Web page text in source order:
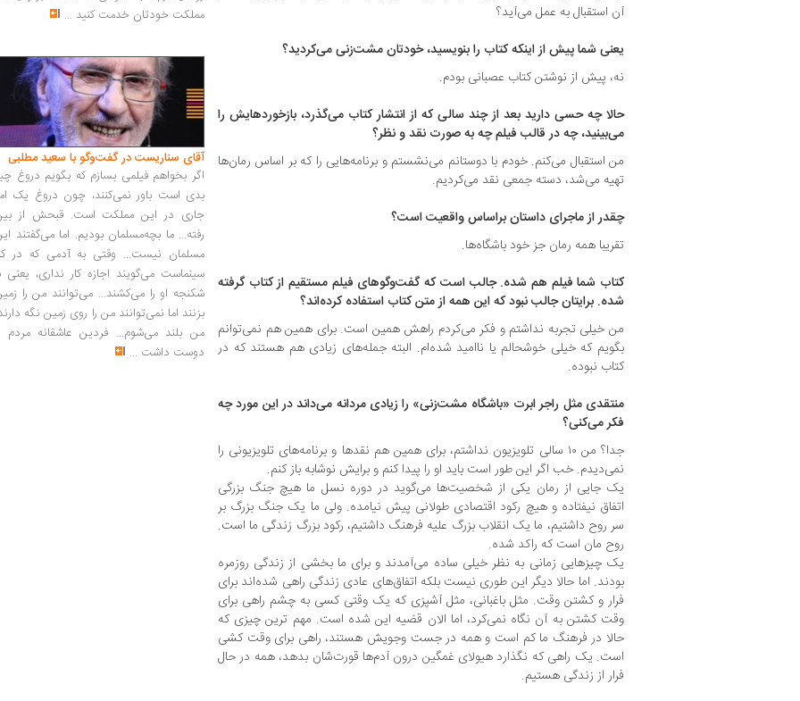
آن استقبال به عمل می‌آید؟
یعنی شما پیش از اینکه کتاب را بنویسید، خودتان مشت‌زنی می‌کردید؟
نه، پیش از نوشتن کتاب عصبانی بودم.
حالا چه حسی دارید بعد از چند سالی که از انتشار کتاب می‌گذرد، بازخوردهایش را
می‌بینید، چه در قالب فیلم چه به صورت نقد و نظر؟
من استقبال می‌کنم. خودم با دوستانم می‌نشستم و برنامه‌هایی را که بر اساس رمان‌ها
تهیه می‌شد، دسته جمعی نقد می‌کردیم.
چقدر از ماجرای داستان براساس واقعیت است؟
تقریبا همه رمان جز خود باشگاه‌ها.
کتاب شما فیلم هم شده. جالب است که گفت‌وگوهای فیلم مستقیم از کتاب گرفته
شده. برایتان جالب نبود که این همه از متن کتاب استفاده کرده‌اند؟
من خیلی تجربه نداشتم و فکر می‌کردم راهش همین است. برای همین هم نمی‌توانم
بگویم که خیلی خوشحالم یا ناامید شده‌ام. البته جمله‌های زیادی هم هستند که در
کتاب نبوده.
منتقدی مثل راجر ابرت «باشگاه مشت‌زنی» را زیادی مردانه می‌داند در این مورد چه
فکر می‌کنی؟
جدا؟ من ۱۰ سالی تلویزیون نداشتم، برای همین هم نقدها و برنامه‌های تلویزیونی را
نمی‌دیدم. خب اگر این طور است باید او را پیدا کنم و برایش نوشابه باز کنم.
یک جایی از رمان یکی از شخصیت‌ها می‌گوید در دوره نسل ما هیچ جنگ بزرگی
اتفاق نیفتاده و هیچ رکود اقتصادی طولانی پیش نیامده. ولی ما یک جنگ بزرگ بر
سر روح داشتیم، ما یک انقلاب بزرگ علیه فرهنگ داشتیم، رکود بزرگ زندگی ما است.
روح مان است که راکد شده.
یک چیزهایی زمانی به نظر خیلی ساده می‌آمدند و برای ما بخشی از زندگی روزمره
بودند. اما حالا دیگر این طوری نیست بلکه اتفاق‌های عادی زندگی راهی شده‌اند برای
فرار و کشتن وقت. مثل باغبانی، مثل آشپزی که یک وقتی کسی به چشم راهی برای
وقت کشتن به آن نگاه نمی‌کرد، اما الان قضیه این شده است. مهم ترین چیزی که
حالا در فرهنگ ما کم است و همه در جست وجویش هستند، راهی برای وقت کشی
است. یک راهی که نگذارد هیولای غمگین درون آدم‌ها قورت‌شان بدهد، همه در حال
فرار از زندگی هستیم.
مملکت خودتان خدمت کنید ...
آقای سناریست در گفت‌وگو با سعید مطلبی
اگر بخواهم فیلمی بسازم که بگویم دروغ
بدی است باور نمی‌کنند، چون دروغ یک
جاری در این مملکت است. قبحش از
رفته... ما بچه‌مسلمان بودیم. اما می‌گفتند
مسلمان نیست... وقتی به آدمی که در
سینماست می‌گویند اجازه کار نداری، یعنی
شکنجه او را می‌کشند... می‌توانند من را
بزنند اما نمی‌توانند من را روی زمین نگه
من بلند می‌شوم... فردین عاشقانه مردم
دوست داشت ...